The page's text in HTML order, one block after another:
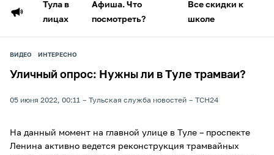
Тула в
лицах
Афиша. Что
посмотреть?
Все скидки к
школе
ВИДЕО ИНТЕРЕСНО
Уличный опрос: Нужны ли в Туле трамваи?
05 июня 2022, 00:11 Тульская служба новостей ТСН24
На данный момент на главной улице в Туле – проспекте
Ленина активно ведется реконструкция трамвайных